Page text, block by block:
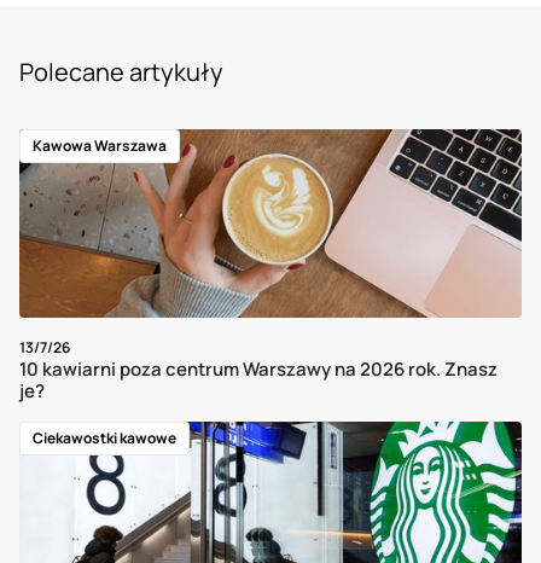
Polecane artykuły
Kawowa Warszawa
13/7/26
10 kawiarni poza centrum Warszawy na 2026 rok. Znasz
je?
Ciekawostki kawowe